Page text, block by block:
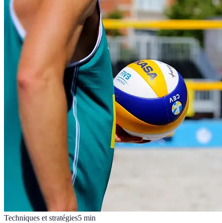
Techniques et stratégies5 min